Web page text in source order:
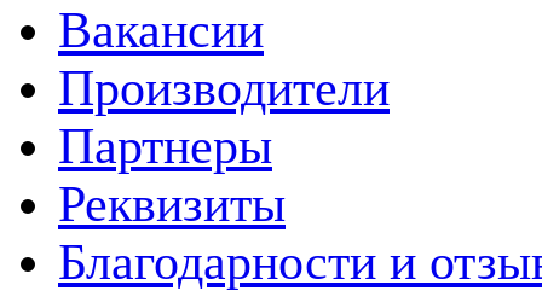
Вакансии
Производители
Партнеры
Реквизиты
Благодарности и